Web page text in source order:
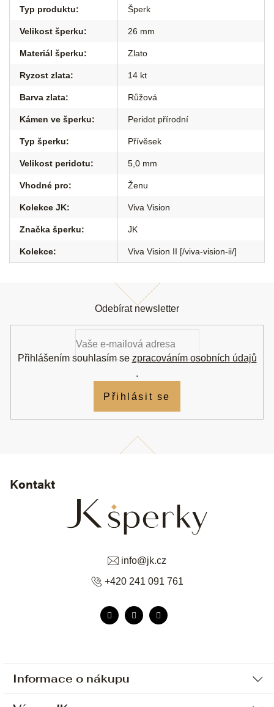
Typ produktu: Šperk
Velikost šperku: 26 mm
Materiál šperku: Zlato
Ryzost zlata: 14 kt
Barva zlata: Růžová
Kámen ve šperku: Peridot přírodní
Typ šperku: Přívěsek
Velikost peridotu: 5,0 mm
Vhodné pro: Ženu
Kolekce JK: Viva Vision
Značka šperku: JK
Kolekce: Viva Vision II [/viva-vision-ii/]
Informace o nákupu
Kontakt
info@jk.cz
+420 241 091 761
Odebírat newsletter
Přihlášením souhlasím se zpracováním osobních údajů
.
Přihlásit se